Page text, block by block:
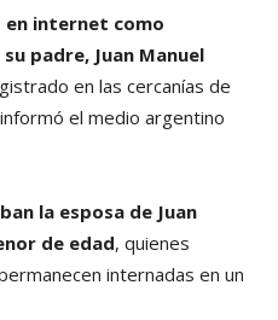
en internet como
padre, Juan Manuel
en las cercanías de
el medio argentino
la esposa de Juan
de edad, quienes
internadas en un